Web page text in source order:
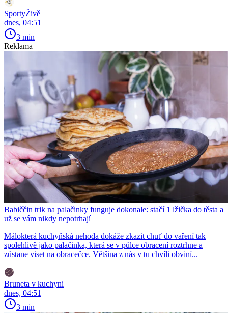
SportyŽivě
dnes, 04:51
3 min
Reklama
Babiččin trik na palačinky funguje dokonale: stačí 1 lžička do těsta a
už se vám nikdy nepotrhají
Málokterá kuchyňská nehoda dokáže zkazit chuť do vaření tak
spolehlivě jako palačinka, která se v půlce obracení roztrhne a
zůstane viset na obracečce. Většina z nás v tu chvíli obviní...
Bruneta v kuchyni
dnes, 04:51
3 min